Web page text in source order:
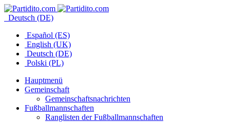
Deutsch (DE)
Español (ES)
English (UK)
Deutsch (DE)
Polski (PL)
Hauptmenü
Gemeinschaft
Gemeinschaftsnachrichten
Fußballmannschaften
Ranglisten der Fußballmannschaften